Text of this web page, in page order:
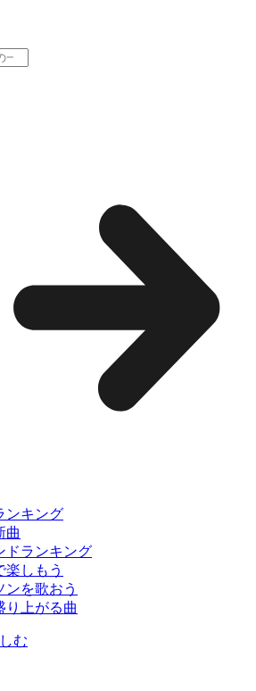
ンキング
曲
ドランキング
楽しもう
ンを歌おう
り上がる曲
む